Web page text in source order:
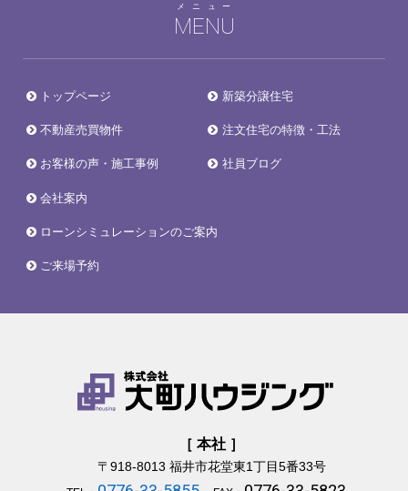
MENU
メニュー
トップページ 新築分譲住宅
不動産売買物件 注文住宅の特徴・工法
お客様の声・施工事例 社員ブログ
会社案内
ローンシミュレーションのご案内
ご来場予約
［ 本社 ］
〒918-8013 福井市花堂東1丁目5番33号